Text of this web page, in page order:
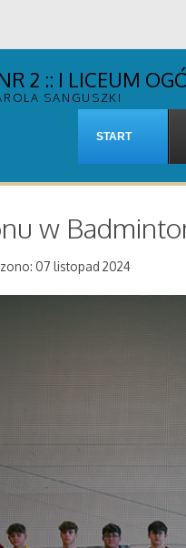
2 :: I LICEUM
SANGUSZKI
START
w
07 listopad 2024